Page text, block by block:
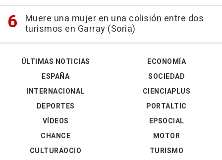
Muere una mujer en una colisión entre dos
turismos en Garray (Soria)
ÚLTIMAS NOTICIAS
ESPAÑA
INTERNACIONAL
DEPORTES
VÍDEOS
ECONOMÍA
SOCIEDAD
CIENCIAPLUS
PORTALTIC
EPSOCIAL
CHANCE
CULTURAOCIO
MOTOR
TURISMO